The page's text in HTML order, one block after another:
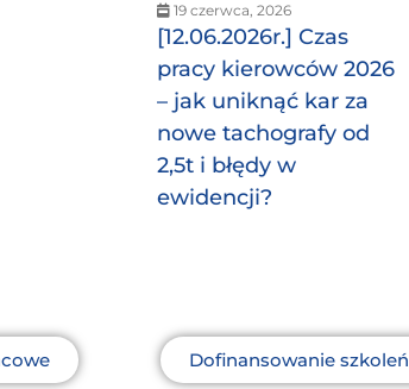
19 czerwca, 2026
[12.06.2026r.] Czas
pracy kierowców 2026
– jak uniknąć kar za
nowe tachografy od
2,5t i błędy w
ewidencji?
Dofinansowanie szkoleń